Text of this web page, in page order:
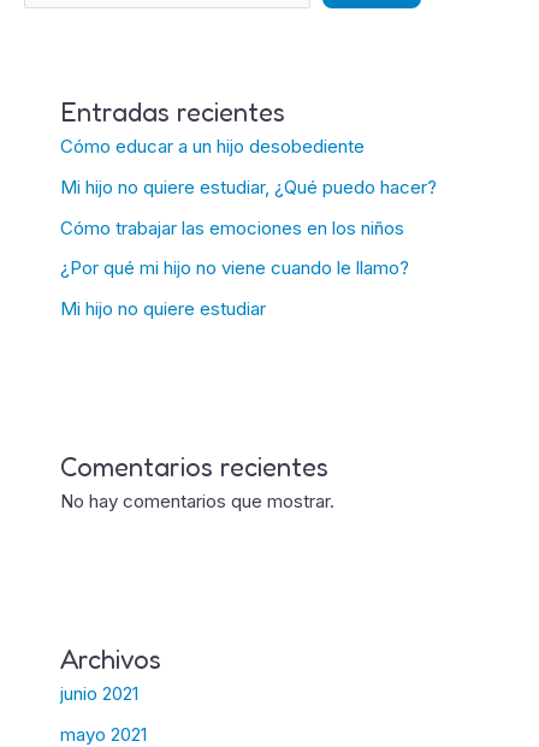
Entradas recientes
Cómo educar a un hijo desobediente
Mi hijo no quiere estudiar, ¿Qué puedo hacer?
Cómo trabajar las emociones en los niños
¿Por qué mi hijo no viene cuando le llamo?
Mi hijo no quiere estudiar
Comentarios recientes
No hay comentarios que mostrar.
Archivos
junio 2021
mayo 2021